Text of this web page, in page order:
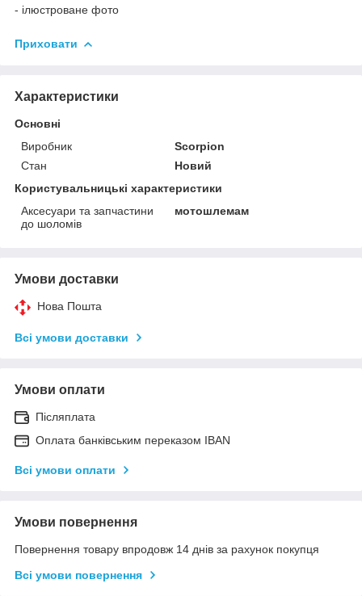
- ілюстроване фото
Приховати
Характеристики
Основні
Виробник
Scorpion
Стан
Новий
Користувальницькі характеристики
Аксесуари та запчастини
до шоломів
мотошлемам
Умови доставки
Нова Пошта
Всі умови доставки
Умови оплати
Післяплата
Оплата банківським переказом IBAN
Всі умови оплати
Умови повернення
Повернення товару впродовж 14 днів за рахунок покупця
Всі умови повернення